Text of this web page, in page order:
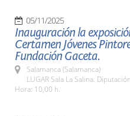
05/11/2025
Inauguración la
Certamen Jóvenes
Fundación Gaceta.
Salamanca (Salamanca)
LUGAR Sala La Salina. Diputación
Hora: 10,00 h.